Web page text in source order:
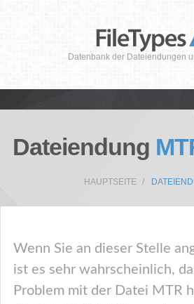
Datenbank der Dateiendungen
Dateiendung
HAUPTSEITE
Wenn Sie an dieser Stelle
ist es sehr wahrscheinlich,
Problem mit der Datei MTR